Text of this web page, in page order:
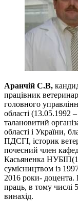
Аранчій С.В,
працівник
головного
області (13.05.1992
талановитий
області і України,
ПДСГІ, історик
почесний член
Касьяненка
сумісництвом із
2016 роки- доцента.
праць, в тому числі
винахід.